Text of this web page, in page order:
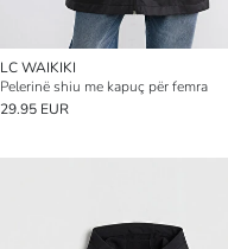
LC WAIKIKI
Pelerinë shiu me kapuç për femra
29.95 EUR